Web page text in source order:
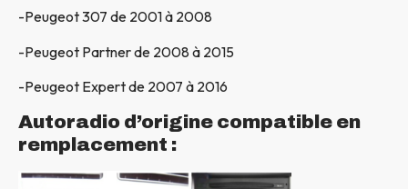
-Peugeot 307 de 2001 à 2008
-Peugeot Partner de 2008 à 2015
-Peugeot Expert de 2007 à 2016
Autoradio d’origine compatible en
remplacement :